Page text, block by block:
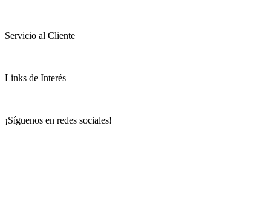
Servicio al Cliente
Links de Interés
¡Síguenos en redes sociales!